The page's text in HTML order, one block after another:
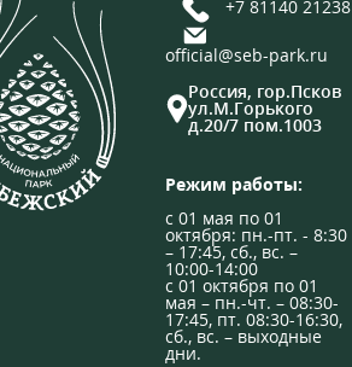
+7 81140 21238
official@seb-park.ru
Россия, гор.Псков
ул.М.Горького
д.20/7 пом.1003
Режим работы:
с 01 мая по 01
октября: пн.-пт. - 8:30
– 17:45, сб., вс. –
10:00-14:00
с 01 октября по 01
мая – пн.-чт. – 08:30-
17:45, пт. 08:30-16:30,
сб., вс. – выходные
дни.